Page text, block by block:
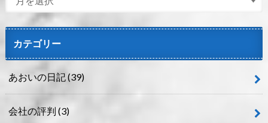
カテゴリー
あおいの日記(39)
会社の評判 (3)